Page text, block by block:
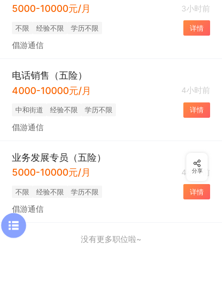
5000-10000元/月
3小时前
不限 经验不限 学历不限 详情
倡游通信
电话销售（五险）
4000-10000元/月
4小时前
中和街道 经验不限 学历不限 详情
倡游通信
业务发展专员（五险）
5000-10000元/月
4小时前
不限 经验不限 学历不限 详情
倡游通信
没有更多职位啦~
分享